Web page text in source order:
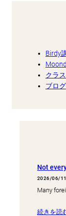
Birdy
クラ
ブログ
Not
2026/06/11
Many
続きを読